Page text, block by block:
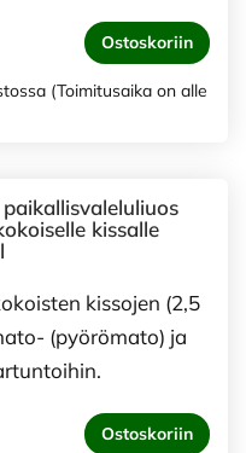
Ostoskoriin
(Toimitusaika on alle
paikallisvaleluliuos
kissalle
kissojen (2,5
(pyörömato) ja
Ostoskoriin